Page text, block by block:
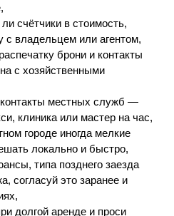
счётчики в стоимость,
с владельцем или агентом,
брони и контакты
с хозяйственными
местных служб —
клиника или мастер на час,
городе иногда мелкие
локально и быстро,
типа позднего заезда
согласуй это заранее и
долгой аренде и проси